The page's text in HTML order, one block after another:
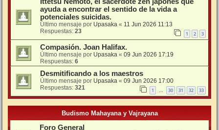
Ittetsu Nemoto, el sacerdote zen japonés que
ayuda a encontrar el sentido de la vida a
potenciales suicidas.
Último mensaje por Upasaka « 11 Jun 2026 11:13
Respuestas: 23 1 2 3
Compasión. Joan Halifax.
Último mensaje por Upasaka « 09 Jun 2026 17:19
Respuestas: 6
Desmitificando a los maestros
Último mensaje por Upasaka « 09 Jun 2026 17:00
Respuestas: 321 1 … 30 31 32 33
Budismo Mahayana y Vajrayana
Foro General